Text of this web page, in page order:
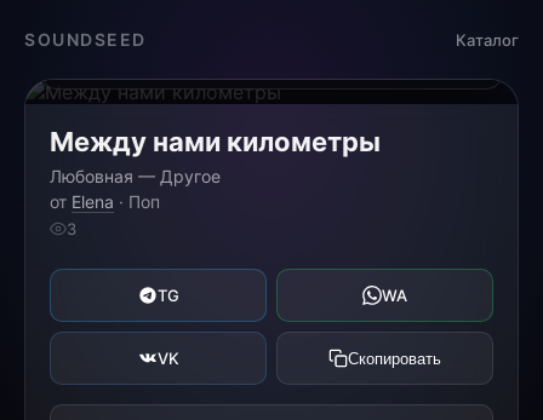
SOUNDSEED Каталог
Между нами километры
Любовная — Другое
от Elena · Поп
3
TG WA
VK Скопировать